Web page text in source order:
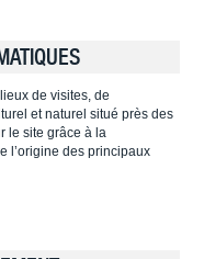
de visites, de
et naturel situé près des
le site grâce à la
l’origine des principaux